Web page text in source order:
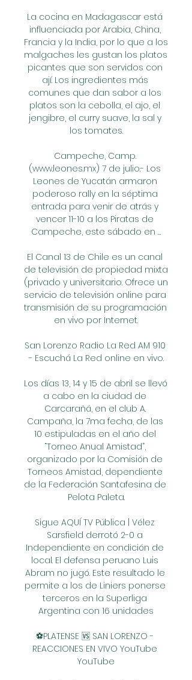
La cocina en Madagascar está
influenciada por Arabia, China,
Francia y la India, por lo que a los
malgaches les gustan los platos
picantes que son servidos con
ají. Los ingredientes más
comunes que dan sabor a los
platos son la cebolla, el ajo, el
jengibre, el curry suave, la sal y
los tomates.
Campeche, Camp.
(www.leones.mx) 7 de julio.- Los
Leones de Yucatán armaron
poderoso rally en la séptima
entrada para venir de atrás y
vencer 11-10 a los Piratas de
Campeche, este sábado en …
El Canal 13 de Chile es un canal
de televisión de propiedad mixta
(privado y universitario. Ofrece un
servicio de televisión online para
transmisión de su programación
en vivo por Internet.
San Lorenzo Radio La Red AM 910
- Escuchá La Red online en vivo.
Los días 13, 14 y 15 de abril se llevó
a cabo en la ciudad de
Carcarañá, en el club A.
Campaña, la 7ma fecha, de las
10 estipuladas en el año del
“Torneo Anual Amistad”,
organizado por la Comisión de
Torneos Amistad, dependiente
de la Federación Santafesina de
Pelota Paleta.
Sigue AQUÍ TV Pública | Vélez
Sarsfield derrotó 2-0 a
Independiente en condición de
local. El defensa peruano Luis
Abram no jugó. Este resultado le
permite a los de Liniers ponerse
terceros en la Superliga
Argentina con 16 unidades
⚽PLATENSE 🆚 SAN LORENZO -
REACCIONES EN VIVO YouTube
YouTube